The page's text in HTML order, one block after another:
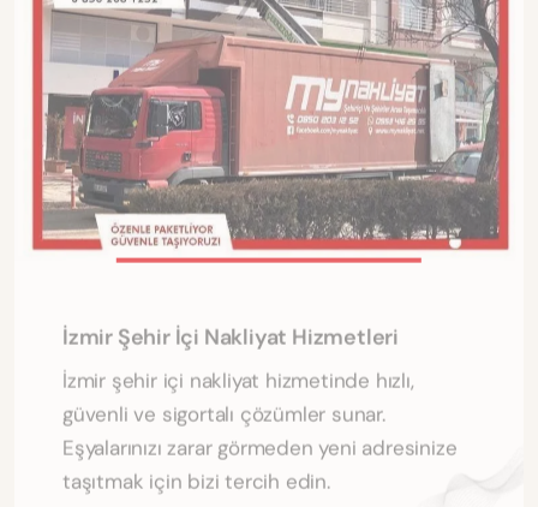
İzmir şehir içi nakliyat hizmetinde hızlı,
güvenli ve sigortalı çözümler sunar.
Eşyalarınızı zarar görmeden yeni adresinize
taşıtmak için bizi tercih edin.